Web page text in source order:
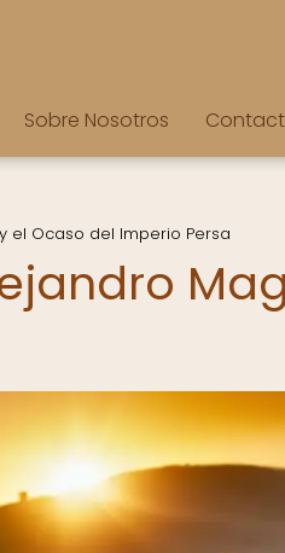
Sobre Nosotros
el Ocaso del Imperio Persa